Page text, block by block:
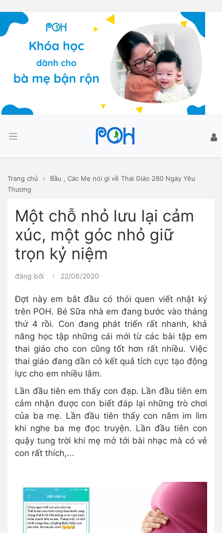
Trang chủ Bầu , Các Mẹ nói gì về Thai Giáo 280 Ngày Yêu
Thương
Một chỗ nhỏ lưu lại cảm
xúc, một góc nhỏ giữ
trọn kỷ niệm
đăng bởi 22/06/2020
Đợt này em bắt đầu có thói quen viết nhật ký
trên POH. Bé Sữa nhà em đang bước vào tháng
thứ 4 rồi. Con đang phát triển rất nhanh, khả
năng học tập những cái mới từ các bài tập em
thai giáo cho con cũng tốt hơn rất nhiều. Việc
thai giáo đang dần có kết quả tích cực tạo động
lực cho em nhiều lắm.
Lần đầu tiên em thấy con đạp. Lần đầu tiên em
cảm nhận được con biết đáp lại những trò chơi
của ba mẹ. Lần đầu tiên thấy con nằm im lìm
khi nghe ba mẹ đọc truyện. Lần đầu tiên con
quậy tung trời khi mẹ mở tới bài nhạc mà có vẻ
con rất thích,...